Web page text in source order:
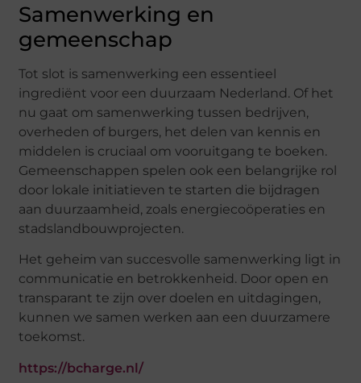
Samenwerking en
gemeenschap
Tot slot is samenwerking een essentieel
ingrediënt voor een duurzaam Nederland. Of het
nu gaat om samenwerking tussen bedrijven,
overheden of burgers, het delen van kennis en
middelen is cruciaal om vooruitgang te boeken.
Gemeenschappen spelen ook een belangrijke rol
door lokale initiatieven te starten die bijdragen
aan duurzaamheid, zoals energiecoöperaties en
stadslandbouwprojecten.
Het geheim van succesvolle samenwerking ligt in
communicatie en betrokkenheid. Door open en
transparant te zijn over doelen en uitdagingen,
kunnen we samen werken aan een duurzamere
toekomst.
https://bcharge.nl/